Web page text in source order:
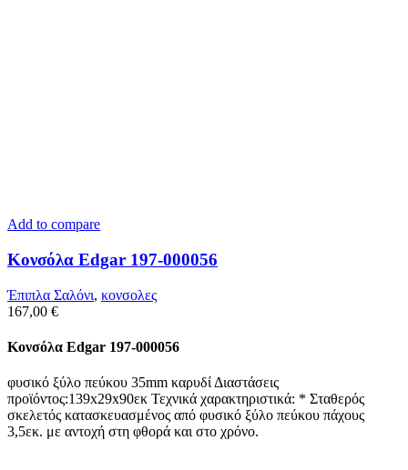
Add to compare
Κονσόλα Edgar 197-000056
Έπιπλα Σαλόνι, κονσολες
167,00 €
Κονσόλα Edgar 197-000056
φυσικό ξύλο πεύκου 35mm καρυδί Διαστάσεις
προϊόντος:139x29x90εκ Τεχνικά χαρακτηριστικά: * Σταθερός
σκελετός κατασκευασμένος από φυσικό ξύλο πεύκου πάχους
3,5εκ. με αντοχή στη φθορά και στο χρόνο.